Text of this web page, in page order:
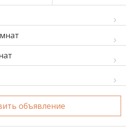
объявление